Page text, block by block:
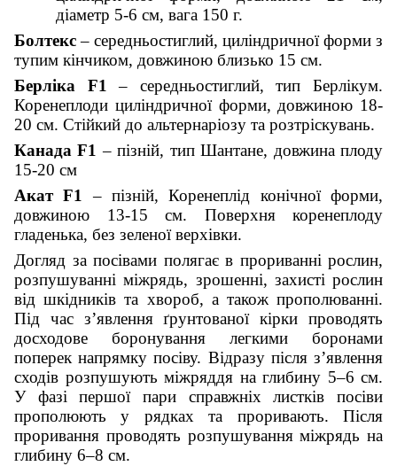
діаметр 5-6 см, вага 150 г.
Болтекс– середньостиглий, циліндричної форми з
тупим кінчиком, довжиною близько 15 см.
Берліка F1 – середньостиглий, тип Берлікум.
Коренеплоди циліндричної форми, довжиною 18-
20 см. Стійкий до альтернаріозу та розтріскувань.
Канада F1 – пізній, тип Шантане, довжина плоду
15-20 см
Акат F1 – пізній, Коренеплід конічної форми,
довжиною 13-15 см. Поверхня коренеплоду
гладенька, без зеленої верхівки.
Догляд за посівами полягає в прориванні рослин,
розпушуванні міжрядь, зрошенні, захисті рослин
від шкідників та хвороб, а також прополюванні.
Під час з’явлення ґрунтованої кірки проводять
досходове боронування легкими боронами
поперек напрямку посіву. Відразу після з’явлення
сходів розпушують міжряддя на глибину 5–6 см.
У фазі першої пари справжніх листків посіви
прополюють у рядках та проривають. Після
проривання проводять розпушування міжрядь на
глибину 6–8 см.